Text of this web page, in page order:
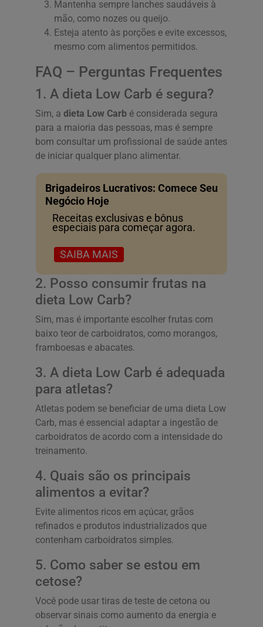
Mantenha sempre lanches saudáveis à
mão, como nozes ou queijo.
Esteja atento às porções e evite excessos,
mesmo com alimentos permitidos.
FAQ – Perguntas Frequentes
1. A dieta Low Carb é segura?
Sim, a dieta Low Carb é considerada segura
para a maioria das pessoas, mas é sempre
bom consultar um profissional de saúde antes
de iniciar qualquer plano alimentar.
Brigadeiros Lucrativos: Comece Seu
Negócio Hoje
Receitas exclusivas e bônus
especiais para começar agora.
SAIBA MAIS
2. Posso consumir frutas na
dieta Low Carb?
Sim, mas é importante escolher frutas com
baixo teor de carboidratos, como morangos,
framboesas e abacates.
3. A dieta Low Carb é adequada
para atletas?
Atletas podem se beneficiar de uma dieta Low
Carb, mas é essencial adaptar a ingestão de
carboidratos de acordo com a intensidade do
treinamento.
4. Quais são os principais
alimentos a evitar?
Evite alimentos ricos em açúcar, grãos
refinados e produtos industrializados que
contenham carboidratos simples.
5. Como saber se estou em
cetose?
Você pode usar tiras de teste de cetona ou
observar sinais como aumento da energia e